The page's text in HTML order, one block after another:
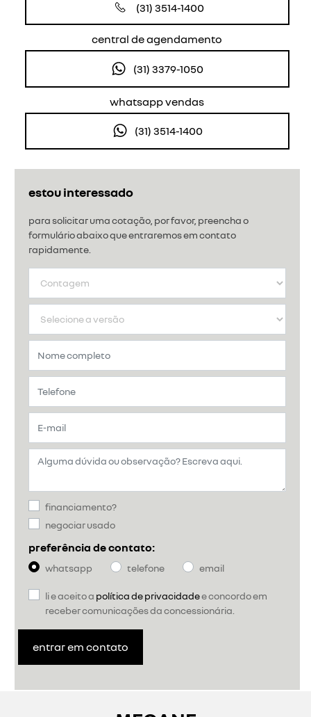
estou interessado
para solicitar uma cotação, por favor, preencha o
formulário abaixo que entraremos em contato
rapidamente.
financiamento?
negociar usado
preferência de contato:
whatsapp telefone email
li e aceito a política de privacidadee concordo em
receber comunicações da concessionária.
entrar em contato
(31) 3514-1400
central de agendamento
(31) 3379-1050
whatsapp vendas
(31) 3514-1400